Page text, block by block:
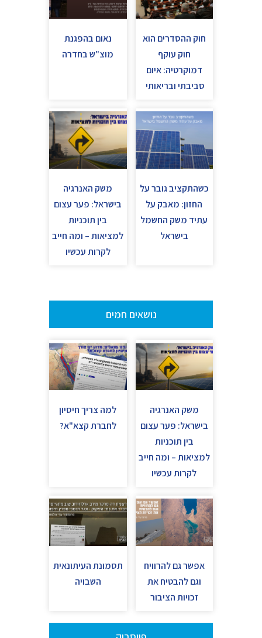
חוק ההסדרים הוא
חוק עוקף
דמוקרטיה: איום
סביבתי ובריאותי
נאום בהפגנת
מוצ"ש בחדרה
כשהתקציב גובר על
החזון: מאבק על
עתיד משק החשמל
בישראל
משק האנרגיה
בישראל: פער עצום
בין תוכניות
למציאות – ומה חייב
לקרות עכשיו
נושאים חמים
משק האנרגיה
בישראל: פער עצום
בין תוכניות
למציאות – ומה חייב
לקרות עכשיו
למה צריך חיסיון
לחברת קצא"א?
אפשר גם להרוויח
וגם להבטיח את
זכויות הציבור
תסמונת העיתונאית
השבויה